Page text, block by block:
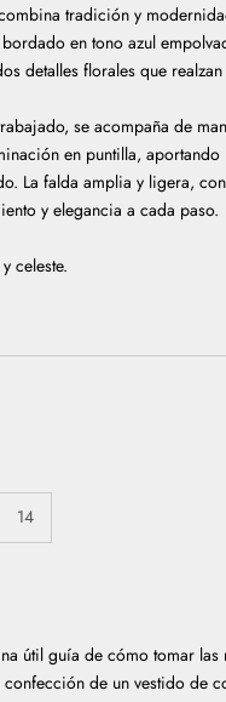
tradición y
en tono azul
detalles florales que realzan
se acompaña de
en puntilla, aportando
La falda amplia y ligera,
y elegancia a cada paso.
celeste.
14
útil guía de cómo tomar las
de un vestido de